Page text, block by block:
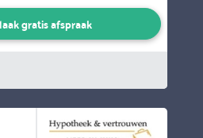
gratis afspraak